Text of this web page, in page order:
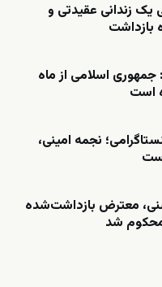
یک زندانی عقیدتی و
بازداشت
اسلامی از ماه
نجمه امینی،
معترض بازداشت‌شده
محکوم شد